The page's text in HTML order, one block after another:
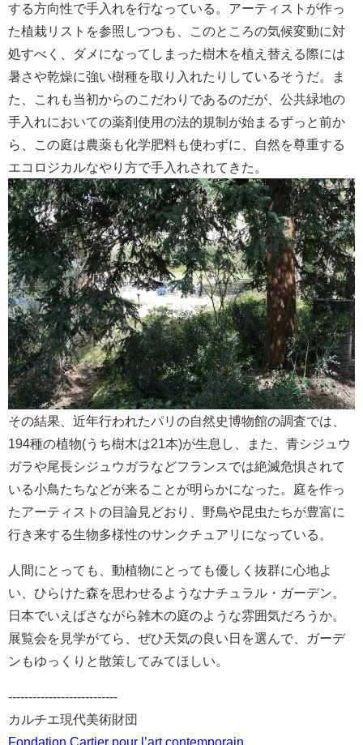
する方向性で手入れを行なっている。アーティストが作っ
た植栽リストを参照しつつも、このところの気候変動に対
処すべく、ダメになってしまった樹木を植え替える際には
暑さや乾燥に強い樹種を取り入れたりしているそうだ。ま
た、これも当初からのこだわりであるのだが、公共緑地の
手入れにおいての薬剤使用の法的規制が始まるずっと前か
ら、この庭は農薬も化学肥料も使わずに、自然を尊重する
エコロジカルなやり方で手入れされてきた。
その結果、近年行われたパリの自然史博物館の調査では、
194種の植物(うち樹木は21本)が生息し、また、青シジュウ
ガラや尾長シジュウガラなどフランスでは絶滅危惧されて
いる小鳥たちなどが来ることが明らかになった。庭を作っ
たアーティストの目論見どおり、野鳥や昆虫たちが豊富に
行き来する生物多様性のサンクチュアリになっている。
人間にとっても、動植物にとっても優しく抜群に心地よ
い、ひらけた森を思わせるようなナチュラル・ガーデン。
日本でいえばさながら雑木の庭のような雰囲気だろうか。
展覧会を見学がてら、ぜひ天気の良い日を選んで、ガーデ
ンもゆっくりと散策してみてほしい。
---------------------------
カルチエ現代美術財団
Fondation Cartier pour l’art contemporain